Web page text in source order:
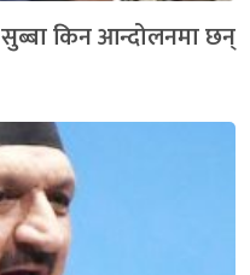
सुब्बा किन आन्दोलनमा छन्